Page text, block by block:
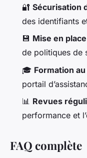
🔐 Sécurisation
des identifiants
💾 Mise en
de politiques de
🎓 Formation
portail
📊 Revues
performance et
FAQ complète